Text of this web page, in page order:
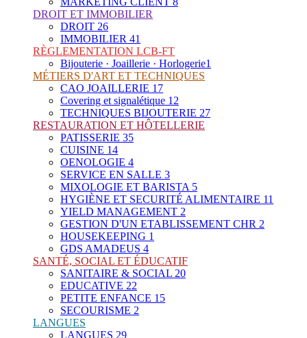
DROIT ET IMMOBILIER
DROIT 26
IMMOBILIER 41
RÈGLEMENTATION LCB-FT
Bijouterie · Joaillerie · Horlogerie1
MÉTIERS D'ART ET TECHNIQUES
CAO JOAILLERIE 17
Covering et signalétique 12
TECHNIQUES BIJOUTERIE 27
RESTAURATION ET HÔTELLERIE
PATISSERIE 35
CUISINE 14
OENOLOGIE 4
SERVICE EN SALLE 3
MIXOLOGIE ET BARISTA 5
HYGIÈNE ET SECURITÉ ALIMENTAIRE 11
YIELD MANAGEMENT 2
GESTION D'UN ETABLISSEMENT CHR 2
HOUSEKEEPING 1
GDS AMADEUS 4
SANTÉ, SOCIAL ET ÉDUCATIF
SANITAIRE & SOCIAL 20
EDUCATIVE 22
PETITE ENFANCE 15
SECOURISME 2
LANGUES
LANGUES 29